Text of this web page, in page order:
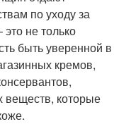
по уходу за
не только
быть уверенной в
кремов,
веществ, которые